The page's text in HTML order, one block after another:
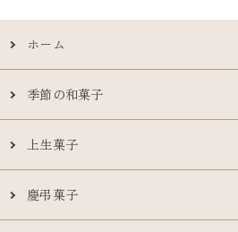
ホーム
季節の和菓子
上生菓子
慶弔菓子